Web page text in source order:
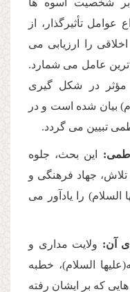
تأثیرگذار، از
را ارزیابى مى
ترین عامل مى شمارد.
مؤثر در شكل گیرى
بیان شده است و در
تبیین مى گردد.
این بحث، جلوه
جهاد فرهنگى و
السلام) را یادآور مى
ولایت مدارى و
السلام)، خطبه
كه بر ایشان رفته